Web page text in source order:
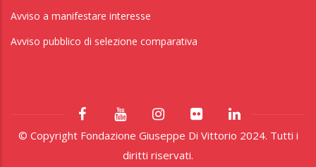
Avviso a manifestare interesse
Avviso pubblico di selezione comparativa
© Copyright Fondazione Giuseppe Di Vittorio 2024. Tutti i
diritti riservati.